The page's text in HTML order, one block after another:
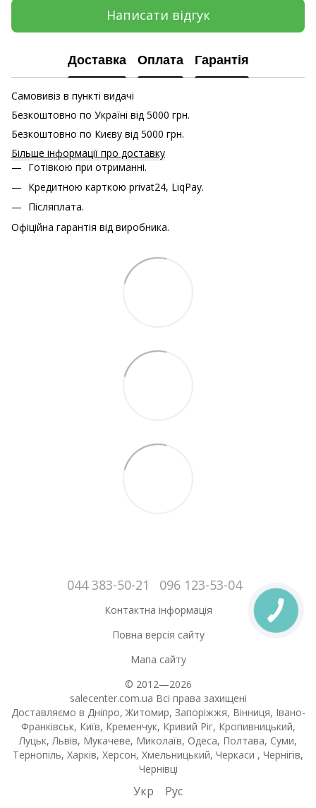
Написати відгук
Доставка Оплата Гарантія
Самовивіз в пункті видачі
Безкоштовно по Україні від 5000 грн.
Безкоштовно по Києву від 5000 грн.
Більше інформації про доставку
Готівкою при отриманні.
Кредитною карткою privat24, LiqPay.
Післяплата.
Офіційна гарантія від виробника.
044 383-50-21 096 123-53-04
Контактна інформація
Повна версія сайту
Мапа сайту
© 2012—2026
salecenter.com.ua Всі права захищені
Доставляємо в Дніпро, Житомир, Запоріжжя, Вінниця, Івано-
Франківськ, Київ, Кременчук, Кривий Ріг, Кропивницький,
Луцьк, Львів, Мукачеве, Миколаїв, Одеса, Полтава, Суми,
Тернопіль, Харків, Херсон, Хмельницький, Черкаси , Чернігів,
Чернівці
Укр Рус